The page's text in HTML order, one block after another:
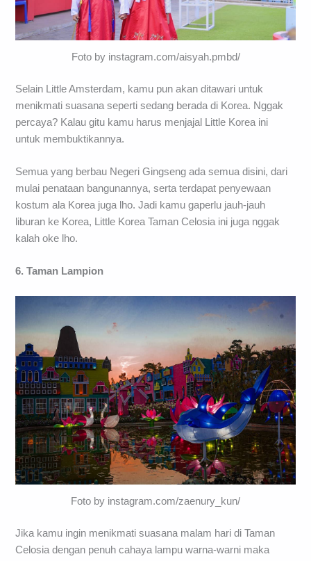
Foto by instagram.com/aisyah.pmbd/
Selain Little Amsterdam, kamu pun akan ditawari untuk
menikmati suasana seperti sedang berada di Korea. Nggak
percaya? Kalau gitu kamu harus menjajal Little Korea ini
untuk membuktikannya.
Semua yang berbau Negeri Gingseng ada semua disini, dari
mulai penataan bangunannya, serta terdapat penyewaan
kostum ala Korea juga lho. Jadi kamu gaperlu jauh-jauh
liburan ke Korea, Little Korea Taman Celosia ini juga nggak
kalah oke lho.
6. Taman Lampion
Foto by instagram.com/zaenury_kun/
Jika kamu ingin menikmati suasana malam hari di Taman
Celosia dengan penuh cahaya lampu warna-warni maka